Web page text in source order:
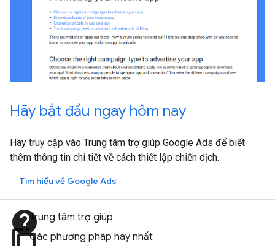
Hãy bắt đầu ngay hôm nay
Hãy truy cập vào Trung tâm trợ giúp Google Ads để biết
thêm thông tin chi tiết về cách thiết lập chiến dịch.
Tìm hiểu về Google Ads
helpTrung tâm trợ giúp
Các phương pháp hay nhất